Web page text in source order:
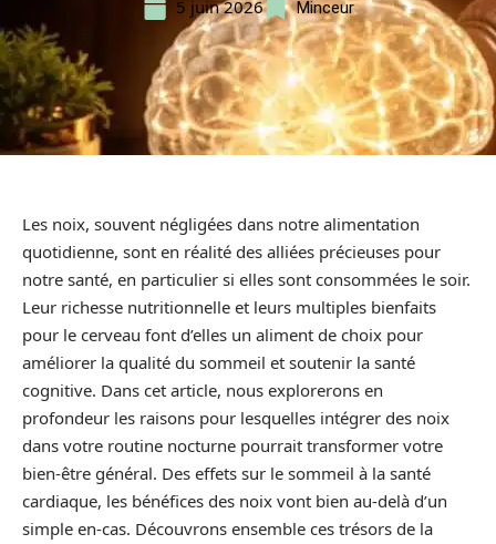
5 juin 2026 Minceur
Les noix, souvent négligées dans notre alimentation
quotidienne, sont en réalité des alliées précieuses pour
notre santé, en particulier si elles sont consommées le soir.
Leur richesse nutritionnelle et leurs multiples bienfaits
pour le cerveau font d’elles un aliment de choix pour
améliorer la qualité du sommeil et soutenir la santé
cognitive. Dans cet article, nous explorerons en
profondeur les raisons pour lesquelles intégrer des noix
dans votre routine nocturne pourrait transformer votre
bien-être général. Des effets sur le sommeil à la santé
cardiaque, les bénéfices des noix vont bien au-delà d’un
simple en-cas. Découvrons ensemble ces trésors de la